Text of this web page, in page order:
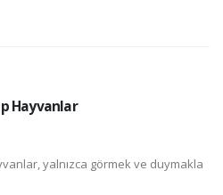
Hayvanlar
yalnızca görmek ve duymakla